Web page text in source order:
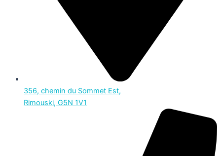
356, chemin du Sommet Est,
Rimouski, G5N 1V1